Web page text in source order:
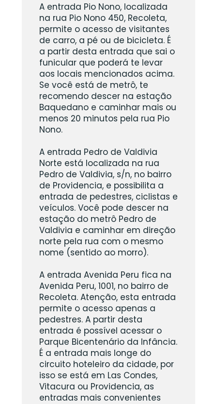
A entrada Pio Nono, localizada
na rua Pio Nono 450, Recoleta,
permite o acesso de visitantes
de carro, a pé ou de bicicleta. É
a partir desta entrada que sai o
funicular que poderá te levar
aos locais mencionados acima.
Se você está de metrô, te
recomendo descer na estação
Baquedano e caminhar mais ou
menos 20 minutos pela rua Pio
Nono.
A entrada Pedro de Valdivia
Norte está localizada na rua
Pedro de Valdivia, s/n, no bairro
de Providencia, e possibilita a
entrada de pedestres, ciclistas e
veículos. Você pode descer na
estação do metrô Pedro de
Valdivia e caminhar em direção
norte pela rua com o mesmo
nome (sentido ao morro).
A entrada Avenida Peru fica na
Avenida Peru, 1001, no bairro de
Recoleta. Atenção, esta entrada
permite o acesso apenas a
pedestres. A partir desta
entrada é possível acessar o
Parque Bicentenário da Infância.
É a entrada mais longe do
circuito hoteleiro da cidade, por
isso se está em Las Condes,
Vitacura ou Providencia, as
entradas mais convenientes